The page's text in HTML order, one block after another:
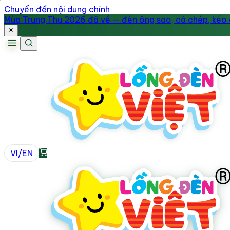
Chuyển đến nội dung chính
Mùa Trung Thu 2026 đã về — đèn ông sao, cá chép, kéo
VI/EN